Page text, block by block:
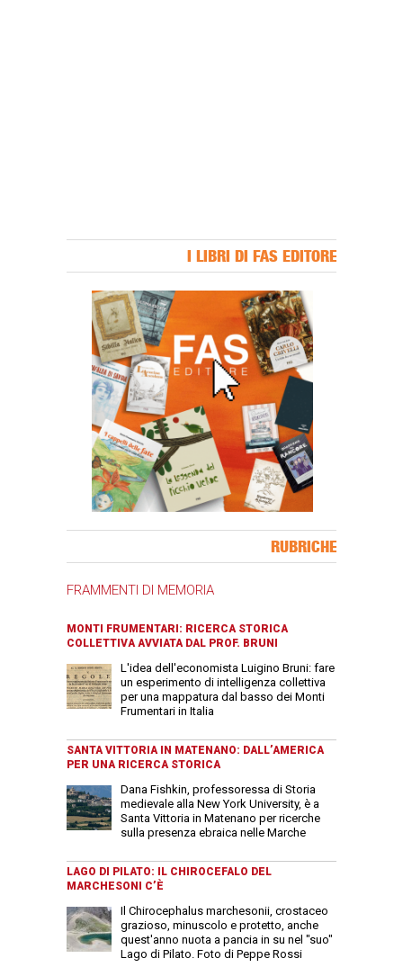
I LIBRI DI FAS EDITORE
RUBRICHE
FRAMMENTI DI MEMORIA
MONTI FRUMENTARI: RICERCA STORICA
COLLETTIVA AVVIATA DAL PROF. BRUNI
L'idea dell'economista Luigino Bruni: fare
un esperimento di intelligenza collettiva
per una mappatura dal basso dei Monti
Frumentari in Italia
SANTA VITTORIA IN MATENANO: DALL’AMERICA
PER UNA RICERCA STORICA
Dana Fishkin, professoressa di Storia
medievale alla New York University, è a
Santa Vittoria in Matenano per ricerche
sulla presenza ebraica nelle Marche
LAGO DI PILATO: IL CHIROCEFALO DEL
MARCHESONI C’È
Il Chirocephalus marchesonii, crostaceo
grazioso, minuscolo e protetto, anche
quest'anno nuota a pancia in su nel "suo"
Lago di Pilato. Foto di Peppe Rossi